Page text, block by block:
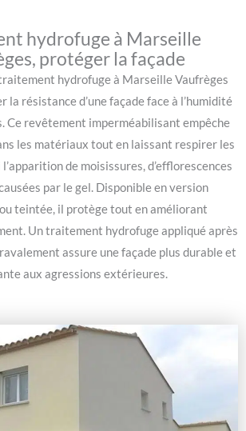
hydrofuge à Marseille
protéger la façade
traitement hydrofuge à Marseille Vaufrèges
la résistance d’une façade face à l’humidité
Ce revêtement imperméabilisant empêche
les matériaux tout en laissant respirer les
de moisissures, d’efflorescences
par le gel. Disponible en version
teintée, il protège tout en améliorant
Un traitement hydrofuge appliqué après
assure une façade plus durable et
aux agressions extérieures.